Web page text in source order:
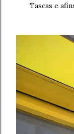
Tascas e